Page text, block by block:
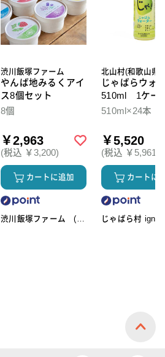
渋川飯塚ファーム
やんば地みるくアイ
ス8個セット
8個
￥2,963
(税込 ￥3,200)
カートに追加
渋川飯塚ファーム (ア
北山村(和歌山県)
じゃばらウォ
510ml 1ケー
本入
510ml×24本
￥5,520
(税込 ￥5,961)
カートに
じゃばら村